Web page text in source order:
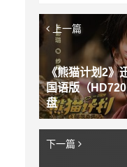
上一篇
《熊猫计划2》
国语版（
盘
下一篇